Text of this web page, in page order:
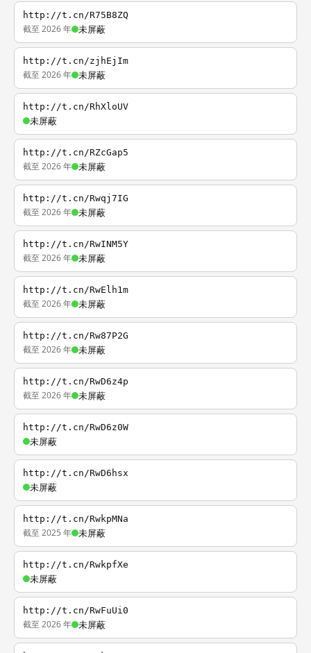
http://t.cn/R75B8ZQ
截至 2026 年 未屏蔽
http://t.cn/zjhEjIm
截至 2026 年 未屏蔽
http://t.cn/RhXloUV
未屏蔽
http://t.cn/RZcGap5
截至 2026 年 未屏蔽
http://t.cn/Rwqj7IG
截至 2026 年 未屏蔽
http://t.cn/RwINM5Y
截至 2026 年 未屏蔽
http://t.cn/RwElh1m
截至 2026 年 未屏蔽
http://t.cn/Rw87P2G
截至 2026 年 未屏蔽
http://t.cn/RwD6z4p
截至 2026 年 未屏蔽
http://t.cn/RwD6z0W
未屏蔽
http://t.cn/RwD6hsx
未屏蔽
http://t.cn/RwkpMNa
截至 2025 年 未屏蔽
http://t.cn/RwkpfXe
未屏蔽
http://t.cn/RwFuUi0
截至 2026 年 未屏蔽